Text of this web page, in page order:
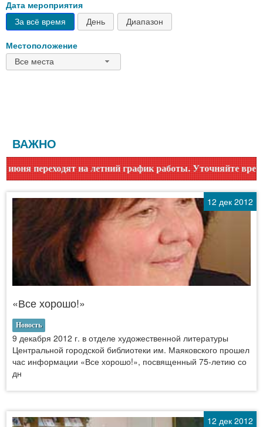
Дата мероприятия
За всё время
День Диапазон
Местоположение
Все места
ВАЖНО
график работы. Уточняйте время работы по номеру
12 дек 2012
«Все хорошо!»
Новость
9 декабря 2012 г. в отделе художественной литературы
Центральной городской библиотеки им. Маяковского прошел
час информации «Все хорошо!», посвященный 75-летию со
дн
12 дек 2012